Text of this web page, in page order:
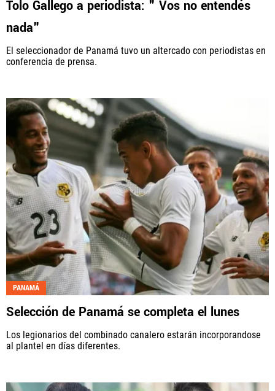
Tolo Gallego a periodista: " Vos no entendés
nada"
El seleccionador de Panamá tuvo un altercado con periodistas en
conferencia de prensa.
PANAMÁ
Selección de Panamá se completa el lunes
Los legionarios del combinado canalero estarán incorporandose
al plantel en días diferentes.